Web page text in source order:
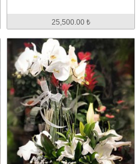
25,500.00 ₺